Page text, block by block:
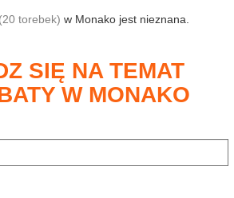
(20 torebek) w Monako jest nieznana.
SIĘ NA TEMAT
W MONAKO